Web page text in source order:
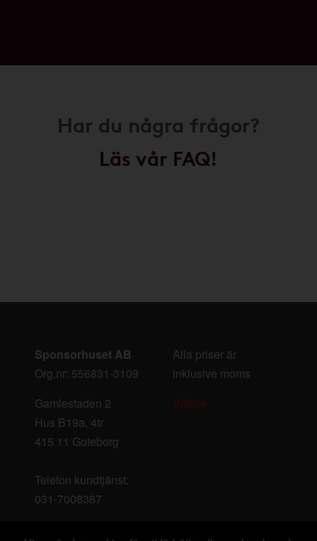
Har du några frågor?
Läs vår FAQ!
Sponsorhuset AB
Org.nr: 556831-3109
Gamlestaden 2
Hus B19a, 4tr
415 11 Goteborg
Telefon kundtjänst:
031-7008387
Alla priser är
inklusive moms
Villkor